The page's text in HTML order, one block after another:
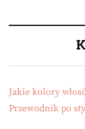
Jakie kolory
Przewodnik po